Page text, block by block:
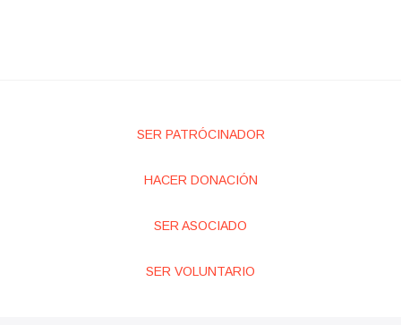
SER PATRÓCINADOR
HACER DONACIÓN
SER ASOCIADO
SER VOLUNTARIO